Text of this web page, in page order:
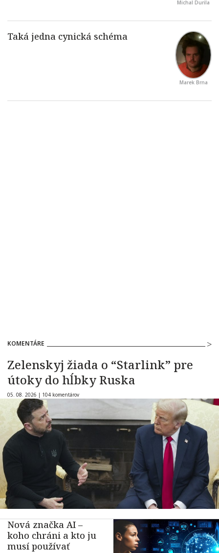
Michal Durila
Marek Brna
KOMENTÁRE
Zelenskyj žiada o “Starlink” pre
útoky do hĺbky Ruska
05. 08. 2026 | 104 komentárov
Nová značka AI –
koho chráni a kto ju
musí používať